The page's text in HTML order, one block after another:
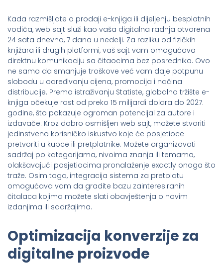
Kada razmišljate o prodaji e-knjiga ili dijeljenju besplatnih
vodiča, web sajt služi kao vaša digitalna radnja otvorena
24 sata dnevno, 7 dana u nedelji. Za razliku od fizičkih
knjižara ili drugih platformi, vaš sajt vam omogućava
direktnu komunikaciju sa čitaocima bez posrednika. Ovo
ne samo da smanjuje troškove već vam daje potpunu
slobodu u određivanju cijena, promocija i načina
distribucije. Prema istraživanju Statiste, globalno tržište e-
knjiga očekuje rast od preko 15 milijardi dolara do 2027.
godine, što pokazuje ogroman potencijal za autore i
izdavače. Kroz dobro osmišljen web sajt, možete stvoriti
jedinstveno korisničko iskustvo koje će posjetioce
pretvoriti u kupce ili pretplatnike. Možete organizovati
sadržaj po kategorijama, nivoima znanja ili temama,
olakšavajući posjetiocima pronalaženje exactly onoga što
traže. Osim toga, integracija sistema za pretplatu
omogućava vam da gradite bazu zainteresiranih
čitalaca kojima možete slati obavještenja o novim
izdanjima ili sadržajima.
Optimizacija konverzije za
digitalne proizvode